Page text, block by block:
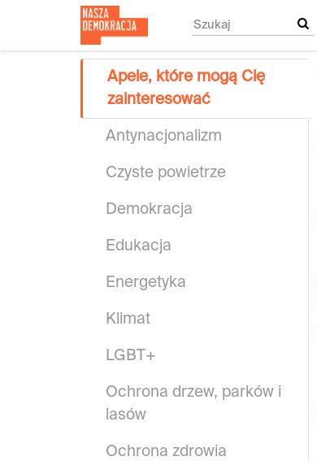
treści
Apele, które mogą Cię
zainteresować
Antynacjonalizm
Czyste powietrze
Demokracja
Edukacja
Energetyka
Klimat
LGBT+
Ochrona drzew, parków i
lasów
Ochrona zdrowia